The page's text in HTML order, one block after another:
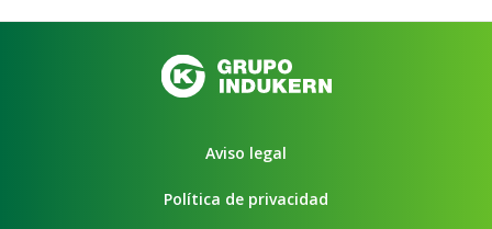
Aviso legal
Política de privacidad